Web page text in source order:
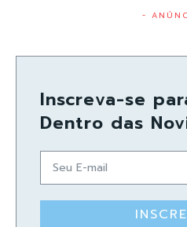
-
Inscreva-se
Dentro das